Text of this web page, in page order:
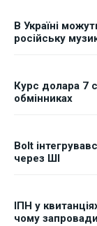
В Україні
російську
Курс долара 7
обмінниках
Bolt
через ШІ
ІПН у
чому